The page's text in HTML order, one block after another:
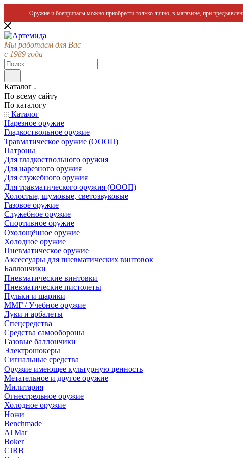
Оружие и боеприпасы можно приобрести только лично, в магазине, при
Мы работаем для Вас
с 1989 года
Каталог
По всему сайту
По каталогу
Каталог
Нарезное оружие
Гладкоствольное оружие
Травматическое оружие (ОООП)
Патроны
Для гладкоствольного оружия
Для нарезного оружия
Для служебного оружия
Для травматического оружия (ОООП)
Холостые, шумовые, светозвуковые
Газовое оружие
Служебное оружие
Спортивное оружие
Охолощённое оружие
Холодное оружие
Пневматическое оружие
Аксессуары для пневматических винтовок
Баллончики
Пневматические винтовки
Пневматические пистолеты
Пульки и шарики
ММГ / Учебное оружие
Луки и арбалеты
Спецсредства
Средства самообороны
Газовые баллончики
Электрошокеры
Сигнальные средства
Оружие имеющее культурную ценность
Метательное и другое оружие
Милитария
Огнестрельное оружие
Холодное оружие
Ножи
Benchmade
Al Mar
Boker
CJRB